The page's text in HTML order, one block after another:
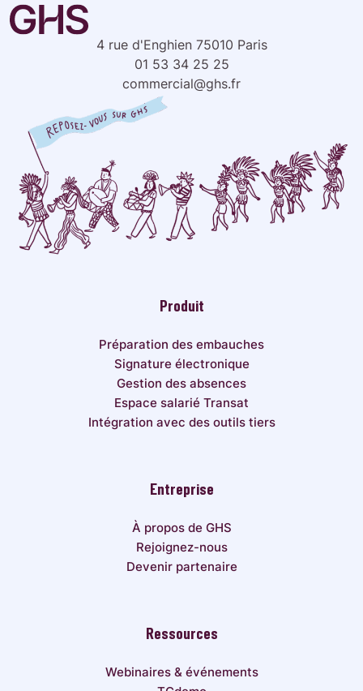
4 rue d'Enghien 75010 Paris
01 53 34 25 25
commercial@ghs.fr
Produit
Préparation des embauches
Signature électronique
Gestion des absences
Espace salarié Transat
Intégration avec des outils tiers
Entreprise
À propos de GHS
Rejoignez-nous
Devenir partenaire
Ressources
Webinaires & événements